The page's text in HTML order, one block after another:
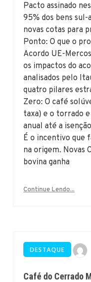
Pacto assinado
95% dos bens
novas cotas para
Ponto: O que o
Acordo UE-
os impactos do
analisados pelo
quatro pilares
Zero: O café
taxa) e o torrado
anual até a
É o incentivo que
na origem. Novas
bovina ganha
Continue Lendo...
DESTAQUE
Café do Cerrado